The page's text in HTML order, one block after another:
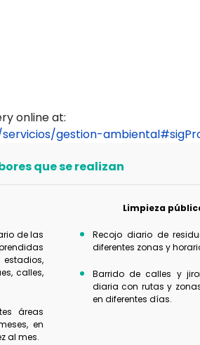
online at:
gestion-
que se realizan
de las
calles,
áreas
en
al mes.
Limpieza
Recojo diario de
diferentes zonas y
Barrido de calles y
diaria con rutas y
en diferentes días.